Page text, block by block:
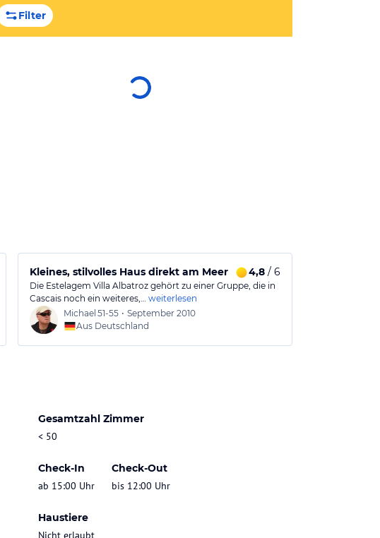
Filter
Kleines, stilvolles Haus direkt am Meer 4,8/ 6
Die Estelagem Villa Albatroz gehört zu einer Gruppe, die in
Cascais noch ein weiteres,… weiterlesen
Michael 51-55 • September 2010
Aus Deutschland
Gesamtzahl Zimmer
< 50
Check-In
ab 15:00 Uhr
Check-Out
bis 12:00 Uhr
Haustiere
Nicht erlaubt